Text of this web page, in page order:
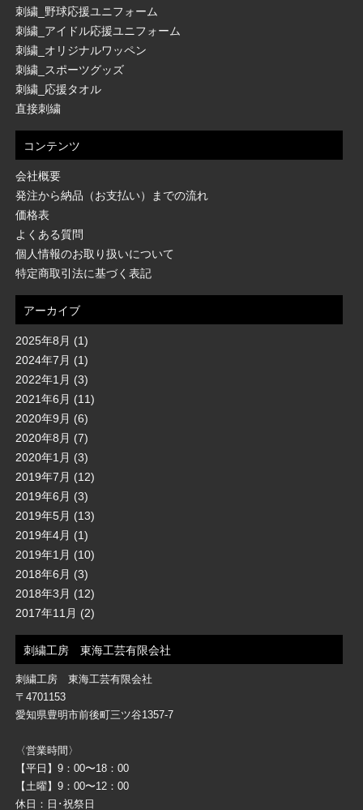
刺繍_野球応援ユニフォーム
刺繍_アイドル応援ユニフォーム
刺繍_オリジナルワッペン
刺繍_スポーツグッズ
刺繍_応援タオル
直接刺繍
コンテンツ
会社概要
発注から納品（お支払い）までの流れ
価格表
よくある質問
個人情報のお取り扱いについて
特定商取引法に基づく表記
アーカイブ
2025年8月 (1)
2024年7月 (1)
2022年1月 (3)
2021年6月 (11)
2020年9月 (6)
2020年8月 (7)
2020年1月 (3)
2019年7月 (12)
2019年6月 (3)
2019年5月 (13)
2019年4月 (1)
2019年1月 (10)
2018年6月 (3)
2018年3月 (12)
2017年11月 (2)
刺繍工房 東海工芸有限会社
刺繍工房 東海工芸有限会社
〒4701153
愛知県豊明市前後町三ツ谷1357-7
〈営業時間〉
【平日】9：00〜18：00
【土曜】9：00〜12：00
休日：日･祝祭日